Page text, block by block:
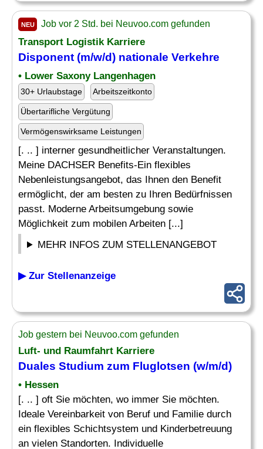
NEU Job vor 2 Std. bei Neuvoo.com gefunden
Transport Logistik Karriere
Disponent (m/w/d) nationale Verkehre
• Lower Saxony Langenhagen
30+ Urlaubstage Arbeitszeitkonto
Übertarifliche Vergütung
Vermögenswirksame Leistungen
[. .. ] interner gesundheitlicher Veranstaltungen.
Meine DACHSER Benefits-Ein flexibles
Nebenleistungsangebot, das Ihnen den Benefit
ermöglicht, der am besten zu Ihren Bedürfnissen
passt. Moderne Arbeitsumgebung sowie
Möglichkeit zum mobilen Arbeiten [...]
MEHR INFOS ZUM STELLENANGEBOT
▶ Zur Stellenanzeige
Job gestern bei Neuvoo.com gefunden
Luft- und Raumfahrt Karriere
Duales Studium zum Fluglotsen (w/m/d)
• Hessen
[. .. ] oft Sie möchten, wo immer Sie möchten.
Ideale Vereinbarkeit von Beruf und Familie durch
ein flexibles Schichtsystem und Kinderbetreuung
an vielen Standorten. Individuelle